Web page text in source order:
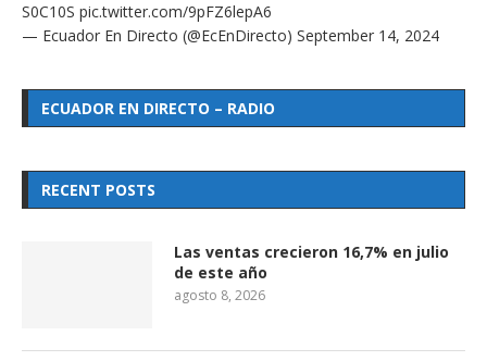
S0C10S pic.twitter.com/9pFZ6lepA6
— Ecuador En Directo (@EcEnDirecto) September 14, 2024
ECUADOR EN DIRECTO – RADIO
RECENT POSTS
Las ventas crecieron 16,7% en julio
de este año
agosto 8, 2026